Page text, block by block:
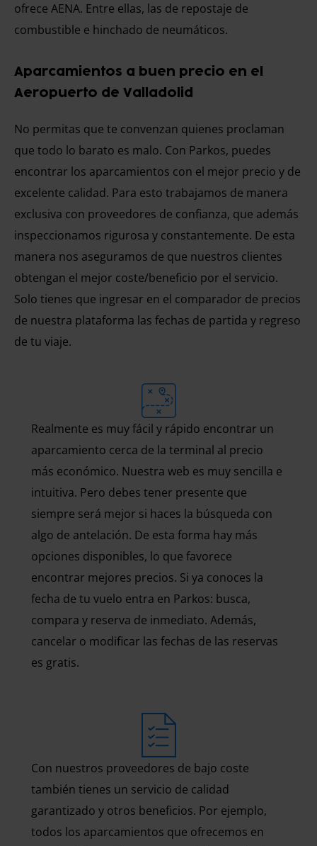
ofrece AENA. Entre ellas, las de repostaje de
combustible e hinchado de neumáticos.
Aparcamientos a buen precio en el
Aeropuerto de Valladolid
No permitas que te convenzan quienes proclaman
que todo lo barato es malo. Con Parkos, puedes
encontrar los aparcamientos con el mejor precio y de
excelente calidad. Para esto trabajamos de manera
exclusiva con proveedores de confianza, que además
inspeccionamos rigurosa y constantemente. De esta
manera nos aseguramos de que nuestros clientes
obtengan el mejor coste/beneficio por el servicio.
Solo tienes que ingresar en el comparador de precios
de nuestra plataforma las fechas de partida y regreso
de tu viaje.
Realmente es muy fácil y rápido encontrar un
aparcamiento cerca de la terminal al precio
más económico. Nuestra web es muy sencilla e
intuitiva. Pero debes tener presente que
siempre será mejor si haces la búsqueda con
algo de antelación. De esta forma hay más
opciones disponibles, lo que favorece
encontrar mejores precios. Si ya conoces la
fecha de tu vuelo entra en Parkos: busca,
compara y reserva de inmediato. Además,
cancelar o modificar las fechas de las reservas
es gratis.
Con nuestros proveedores de bajo coste
también tienes un servicio de calidad
garantizado y otros beneficios. Por ejemplo,
todos los aparcamientos que ofrecemos en